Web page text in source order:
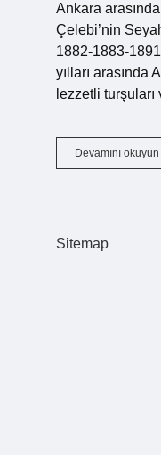
Ankara
Çelebi’nin
1882-1883-
yılları
lezzetli
Devamını okuyun
Sitemap